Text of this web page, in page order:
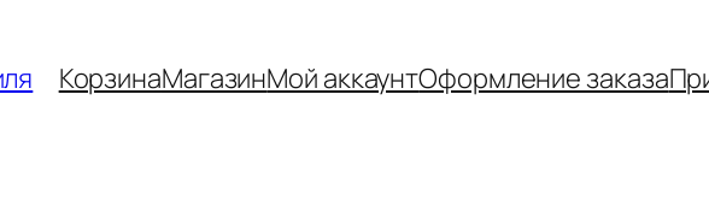
КорзинаМагазинМой аккаунтОформление заказа